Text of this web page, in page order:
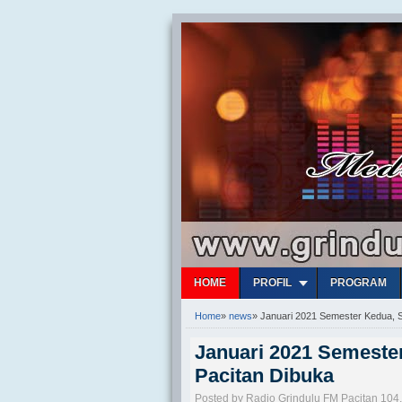
HOME PROFIL PROGRAM
Home» news» Januari 2021 Semester Kedua,
Januari 2021
Pacitan Dibuka
Posted by Radio Grindulu FM Pacitan